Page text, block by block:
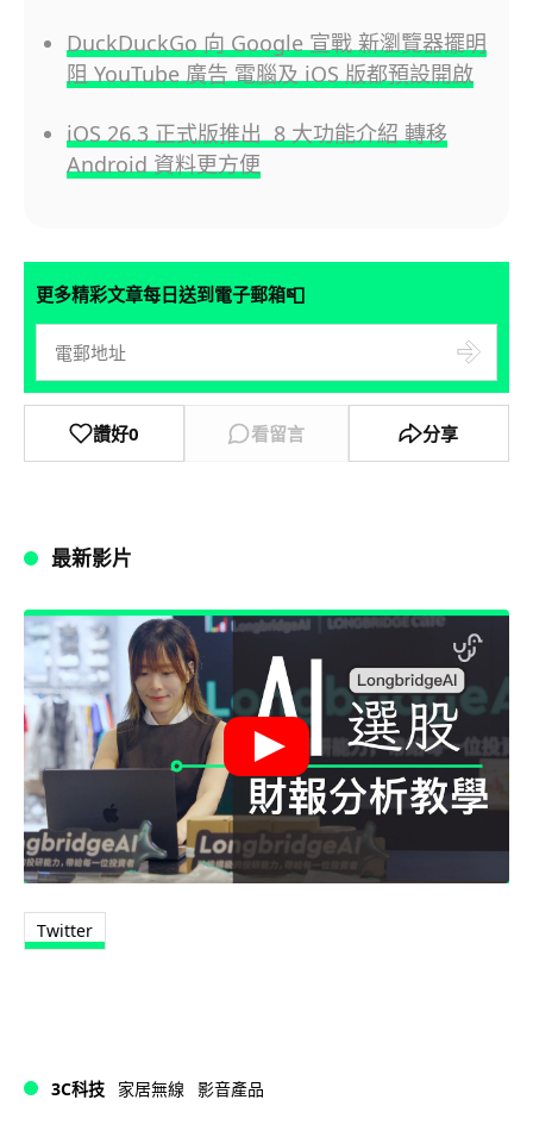
DuckDuckGo 向 Google 宣戰 新瀏覽器擺明
阻 YouTube 廣告 電腦及 iOS 版都預設開啟
iOS 26.3 正式版推出 8 大功能介紹 轉移
Android 資料更方便
更多精彩文章每日送到電子郵箱📮
讚好0 看留言 分享
最新影片
Twitter
3C科技 家居無線 影音產品